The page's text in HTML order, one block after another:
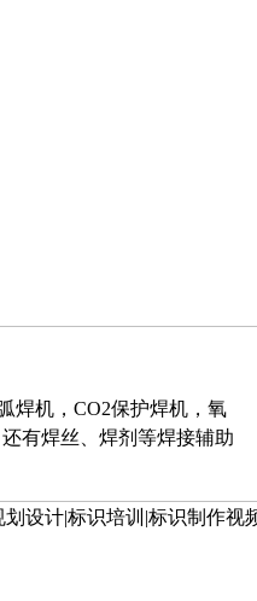
焊机， CO2保护焊机，氧
有焊丝、焊剂等焊接辅助